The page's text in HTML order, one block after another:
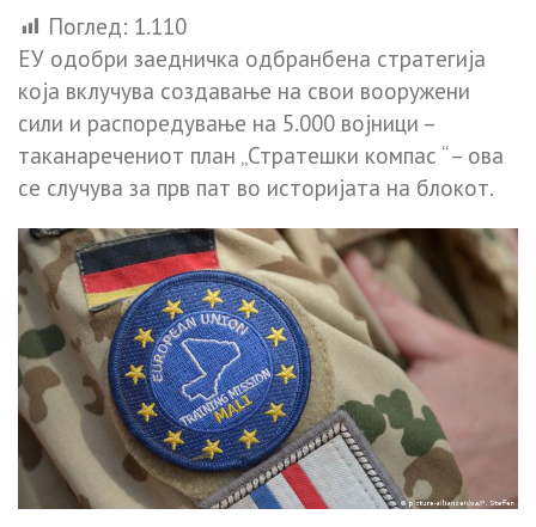
Поглед: 1.110
ЕУ одобри заедничка одбранбена стратегија
која вклучува создавање на свои вооружени
сили и распоредување на 5.000 војници –
таканаречениот план „Стратешки компас “ – ова
се случува за прв пат во историјата на блокот.